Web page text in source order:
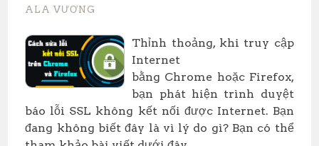
ALA VƯƠNG
Thỉnh thoảng, khi truy cập
Internet
bằng Chrome hoặc Firefox,
bạn phát hiện trình duyệt
báo lỗi SSL không kết nối được Internet. Bạn
đang không biết đây là vì lý do gì? Bạn có thể